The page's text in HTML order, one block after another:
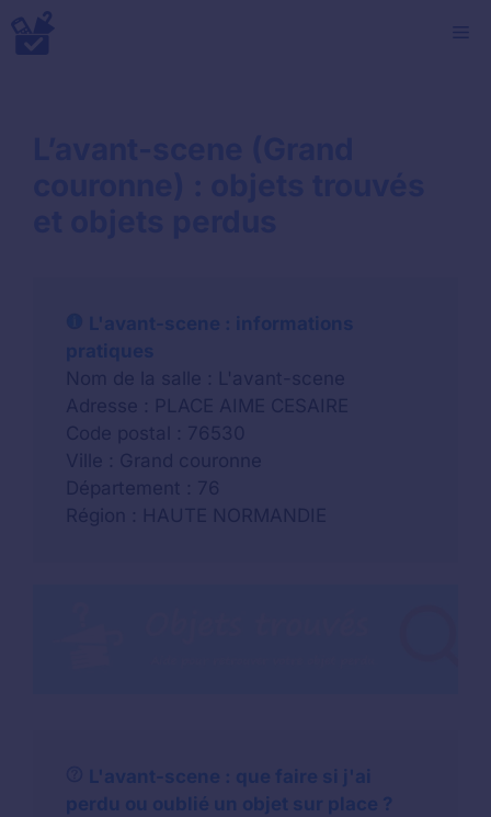
Aller
au
L'avant-scene : que faire si j'ai
perdu ou oublié un objet sur place ?